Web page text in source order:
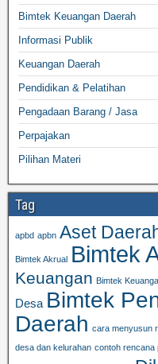
Bimtek Keuangan Daerah
Informasi Publik
Keuangan Daerah
Pendidikan & Pelatihan
Pengadaan Barang / Jasa
Perpajakan
Pilihan Materi
Tag
apbd apbn Aset
Bimtek Akrual Bimtek
Keuangan Bimtek
Desa Bimtek
Daerah cara menyusun
desa dan kelurahan contoh rencana